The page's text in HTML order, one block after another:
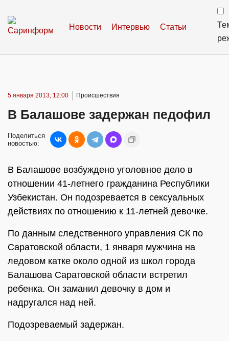
Новости Интервью Статьи
5 января 2013, 12:00 Происшествия
В Балашове задержан педофил
Поделиться
новостью:
В Балашове возбуждено уголовное дело в
отношении 41-летнего гражданина Республики
Узбекистан. Он подозревается в сексуальных
действиях по отношению к 11-летней девочке.
По данным следственного управления СК по
Саратовской области, 1 января мужчина на
ледовом катке около одной из школ города
Балашова Саратовской области встретил
ребенка. Он заманил девочку в дом и
надругался над ней.
Подозреваемый задержан.